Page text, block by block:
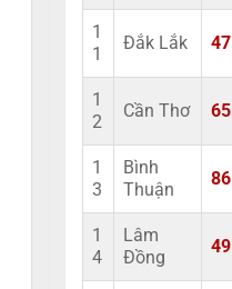
1
1
Đắk Lắk 47
1
2
Cần Thơ 65
1
3
Bình
Thuận
86
1
4
Lâm
Đồng
49